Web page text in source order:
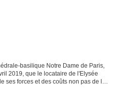
basilique Notre Dame de Paris,
2019, que le locataire de l'Elysée
ses forces et des coûts non pas de la